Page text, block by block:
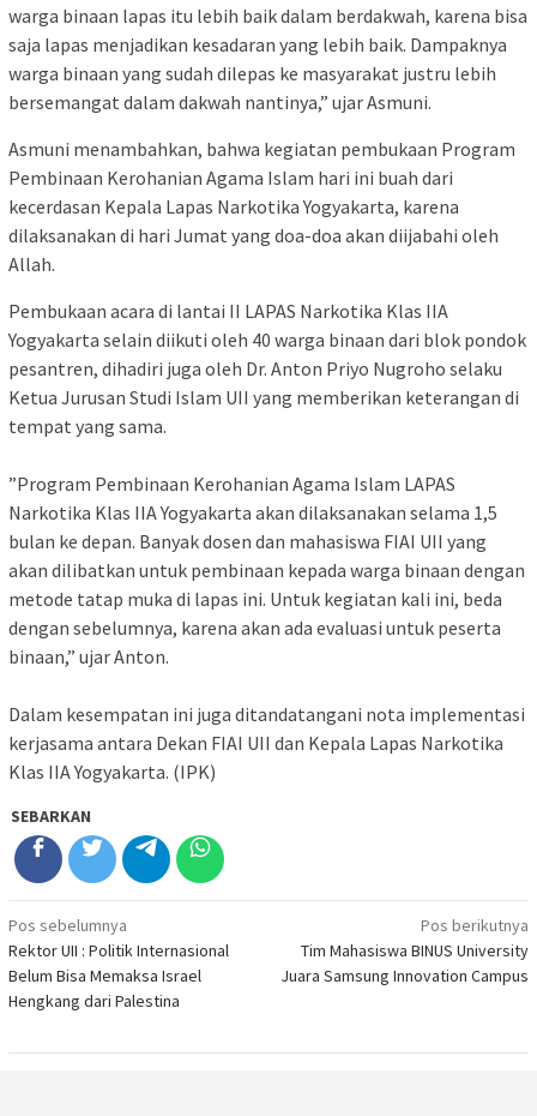
warga binaan lapas itu lebih baik dalam berdakwah, karena bisa
saja lapas menjadikan kesadaran yang lebih baik. Dampaknya
warga binaan yang sudah dilepas ke masyarakat justru lebih
bersemangat dalam dakwah nantinya,” ujar Asmuni.
Asmuni menambahkan, bahwa kegiatan pembukaan Program
Pembinaan Kerohanian Agama Islam hari ini buah dari
kecerdasan Kepala Lapas Narkotika Yogyakarta, karena
dilaksanakan di hari Jumat yang doa-doa akan diijabahi oleh
Allah.
Pembukaan acara di lantai II LAPAS Narkotika Klas IIA
Yogyakarta selain diikuti oleh 40 warga binaan dari blok pondok
pesantren, dihadiri juga oleh Dr. Anton Priyo Nugroho selaku
Ketua Jurusan Studi Islam UII yang memberikan keterangan di
tempat yang sama.
”Program Pembinaan Kerohanian Agama Islam LAPAS
Narkotika Klas IIA Yogyakarta akan dilaksanakan selama 1,5
bulan ke depan. Banyak dosen dan mahasiswa FIAI UII yang
akan dilibatkan untuk pembinaan kepada warga binaan dengan
metode tatap muka di lapas ini. Untuk kegiatan kali ini, beda
dengan sebelumnya, karena akan ada evaluasi untuk peserta
binaan,” ujar Anton.
Dalam kesempatan ini juga ditandatangani nota implementasi
kerjasama antara Dekan FIAI UII dan Kepala Lapas Narkotika
Klas IIA Yogyakarta. (IPK)
SEBARKAN
Navigasi
pos
Pos sebelumnya
Rektor UII : Politik Internasional
Belum Bisa Memaksa Israel
Hengkang dari Palestina
Pos berikutnya
Tim Mahasiswa BINUS University
Juara Samsung Innovation Campus